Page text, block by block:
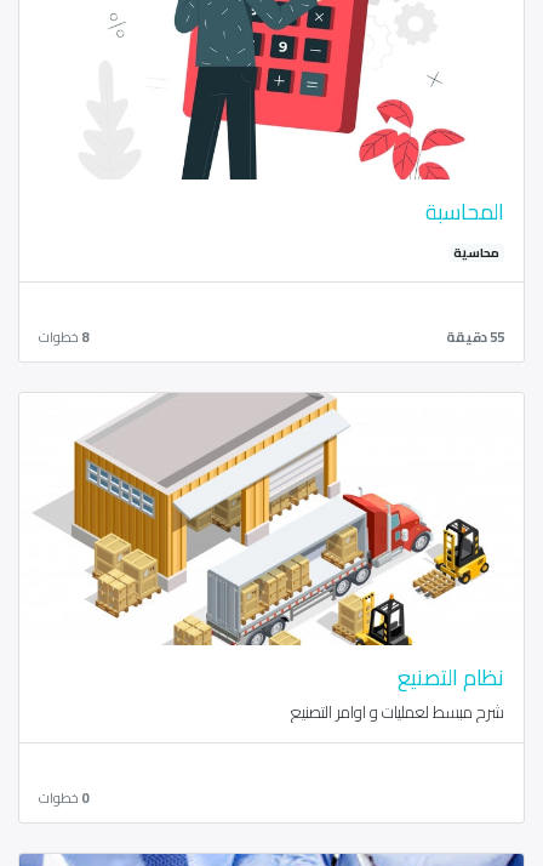
المحاسبة
محاسية
55 دقيقة 8خطوات
نظام التصنيع
شرح مبسط لعمليات و اوامر التصنيع
0خطوات